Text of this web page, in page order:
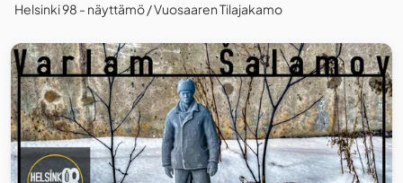
Helsinki 98 - näyttämö / Vuosaaren Tilajakamo